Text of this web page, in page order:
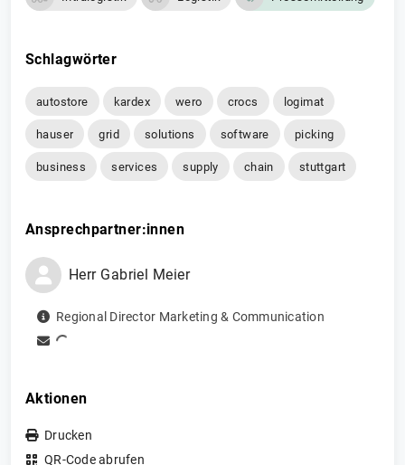
Schlagwörter
autostore kardex wero crocs logimat
hauser grid solutions software picking
business services supply chain stuttgart
Ansprechpartner:innen
Herr Gabriel Meier
Regional Director Marketing & Communication
Aktionen
Drucken
QR-Code abrufen